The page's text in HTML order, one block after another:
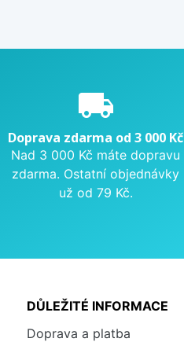
local_shipping
Doprava zdarma od 3 000 Kč
Nad 3 000 Kč máte dopravu
zdarma. Ostatní objednávky
už od 79 Kč.
DŮLEŽITÉ INFORMACE
Doprava a platba